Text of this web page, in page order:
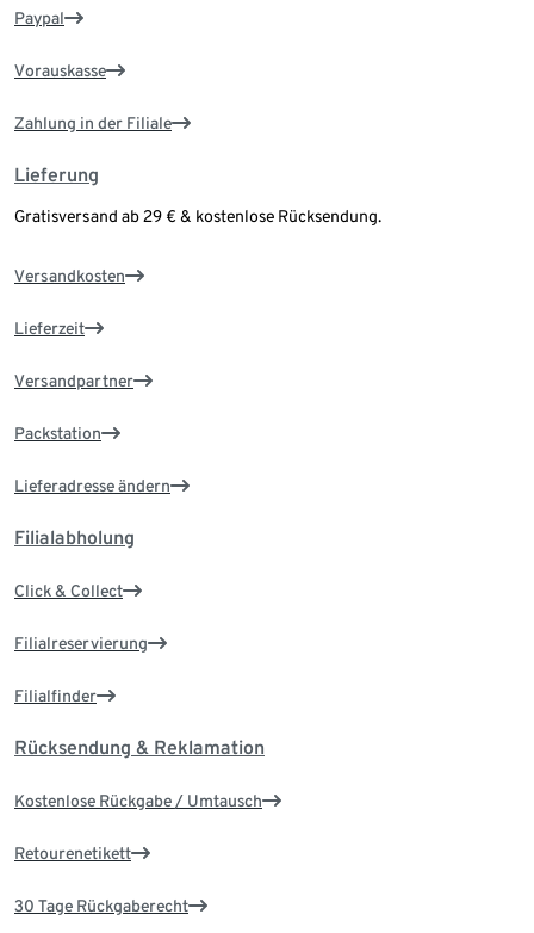
Paypal
Vorauskasse
Zahlung in der Filiale
Lieferung
Gratisversand ab 29 € & kostenlose Rücksendung.
Versandkosten
Lieferzeit
Versandpartner
Packstation
Lieferadresse ändern
Filialabholung
Click & Collect
Filialreservierung
Filialfinder
Rücksendung & Reklamation
Kostenlose Rückgabe / Umtausch
Retourenetikett
30 Tage Rückgaberecht